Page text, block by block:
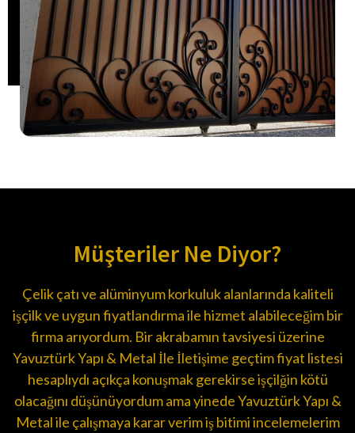
Müşteriler Ne Diyor?
Çelik çatı ve alüminyum korkuluk alanlarında kaliteli
işçilk ve uygun fiyatlandırma ile hizmet alabileceğim bir
firma arıyordum. Bir akrabamın tavsiyesi üzerine
Yavuztürk Yapı & Metal İle İletişime geçtim fiyat listesi
hesaplıydı açıkça konuşmak gerekirse işçilğin kötü
olacağını düşünüyordum ama yinede Yavuztürk Yapı &
Metal ile çalışmaya karar verim iş bitimi incelemelerim